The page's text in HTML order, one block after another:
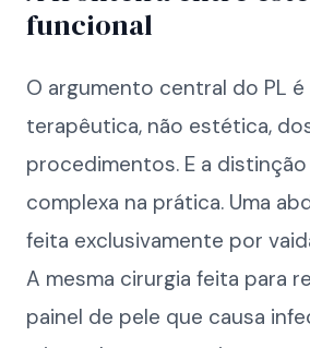
funcional
O argumento central do PL é
terapêutica, não estética,
procedimentos. E a
complexa na prática. Uma
feita exclusivamente por
A mesma cirurgia feita para
painel de pele que causa